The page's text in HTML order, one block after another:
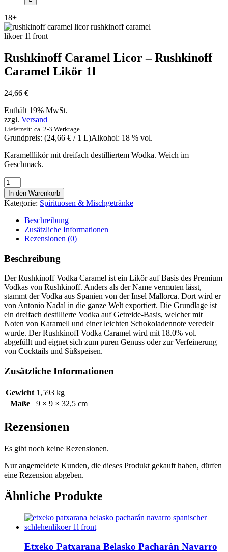
18+
Rushkinoff Caramel Licor – Rushkinoff
Caramel Likör 1l
24,66 €
Enthält 19% MwSt.
zzgl. Versand
Lieferzeit: ca. 2-3 Werktage
Grundpreis: (24,66 € / 1 L)Alkohol: 18 % vol.
Karamelllikör mit dreifach destilliertem Wodka. Weich im
Geschmack.
Rushkinoff
Caramel
Licor
-
Rushkinoff
Caramel
Likör
Menge
In den Warenkorb
Kategorie: Spirituosen & Mischgetränke
Beschreibung
Zusätzliche Informationen
Rezensionen (0)
Beschreibung
Der Rushkinoff Vodka Caramel ist ein Likör auf Basis des Premium
Vodkas von Rushkinoff. Anders als der Name vermuten lässt,
stammt der Vodka aus Spanien von der Insel Mallorca. Dort wird er
von Antonio Nadal in die ganze Welt exportiert. Die Grundlage ist
ein dreifach destillierte Vodka auf Getreide-Basis, welcher mit
Noten von Karamell und einer leichten Schokoladennote veredelt
wurde. Der Rushkinoff Vodka Caramel wird mit 18.0% vol.
abgefüllt und eignet sich zum puren Genuss oder zur Verfeinerung
von Cocktails und Süßspeisen.
Zusätzliche Informationen
Gewicht 1,593 kg
Maße
9 × 9 × 32,5 cm
Rezensionen
Es gibt noch keine Rezensionen.
Nur angemeldete Kunden, die dieses Produkt gekauft haben, dürfen
eine Rezension abgeben.
Ähnliche Produkte
Etxeko Patxarana Belasko Pacharán Navarro